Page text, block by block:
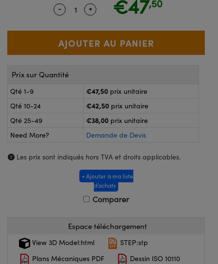
de Poche ou à Mesure Directe
: Microscopie
: Caméras
Optiques Lightpath
Gratings™
Quantity Selector
- Use the plus and minus buttons to
+ €47,50
Prix sur Quantité
Qté 1-9 €47,50 prix unitaire
Qté 10-24
€42,50 prix unitaire
Qté 25-49
€38,00 prix unitaire
Need More?
Demande de Devis
Les prix sont indiqués hors TVA et droits applicables.
+ Ajouter à ma liste
d’achats
Comparer
Espace téléchargement
View 3D Model:html
STEP:stp
Plans Mécaniques PDF
Dessin ISO 10110